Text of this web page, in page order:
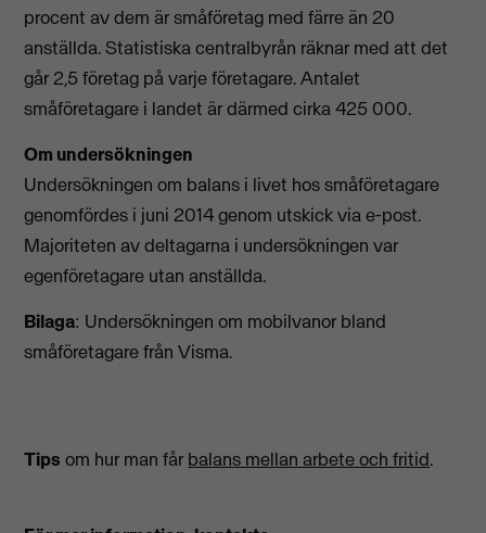
procent av dem är småföretag med färre än 20
anställda. Statistiska centralbyrån räknar med att det
går 2,5 företag på varje företagare. Antalet
småföretagare i landet är därmed cirka 425 000.
Om undersökningen
Undersökningen om balans i livet hos småföretagare
genomfördes i juni 2014 genom utskick via e-post.
Majoriteten av deltagarna i undersökningen var
egenföretagare utan anställda.
Bilaga: Undersökningen om mobilvanor bland
småföretagare från Visma.
Tips om hur man får balans mellan arbete och fritid.